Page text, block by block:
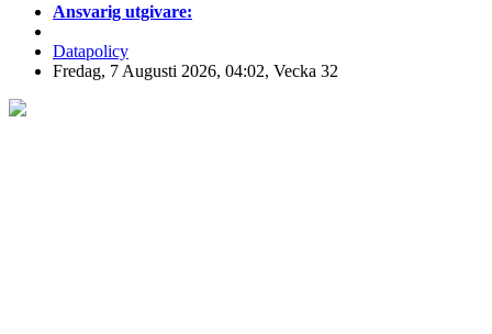
Ansvarig utgivare:
Datapolicy
Fredag, 7 Augusti 2026, 04:02, Vecka 32